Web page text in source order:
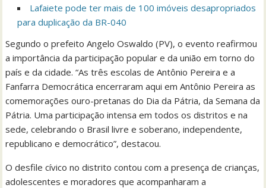
Lafaiete pode ter mais de 100 imóveis desapropriados
para duplicação da BR-040
Segundo o prefeito Angelo Oswaldo (PV), o evento reafirmou
a importância da participação popular e da união em torno do
país e da cidade. “As três escolas de Antônio Pereira e a
Fanfarra Democrática encerraram aqui em Antônio Pereira as
comemorações ouro-pretanas do Dia da Pátria, da Semana da
Pátria. Uma participação intensa em todos os distritos e na
sede, celebrando o Brasil livre e soberano, independente,
republicano e democrático”, destacou.
O desfile cívico no distrito contou com a presença de crianças,
adolescentes e moradores que acompanharam a